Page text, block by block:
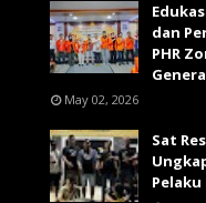
dan
PHR
May 02, 2026
Sat